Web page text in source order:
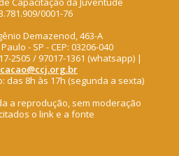
0001-76
Demazenod, 463-A
- SP - CEP: 03206-040
2505 / 97017-1361 (whatsapp) |
das 8h às 17h (segunda a sexta)
a reprodução, sem moderação
o link e a fonte